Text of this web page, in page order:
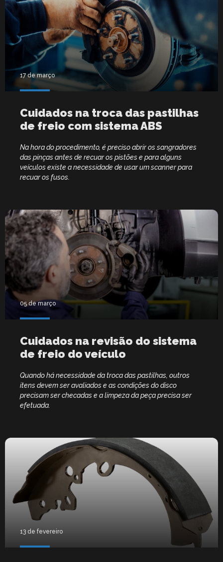
17 de março
Cuidados na troca das pastilhas
de freio com sistema ABS
Na hora do procedimento, é preciso abrir os sangradores
das pinças antes de recuar os pistões e para alguns
veículos existe a necessidade de usar um scanner para
recuar os fusos.
05 de março
Cuidados na revisão do sistema
de freio do veículo
Quando há necessidade da troca das pastilhas, outros
itens devem ser avaliados e as condições do disco
precisam ser checadas e a limpeza da peça precisa ser
efetuada.
13 de fevereiro